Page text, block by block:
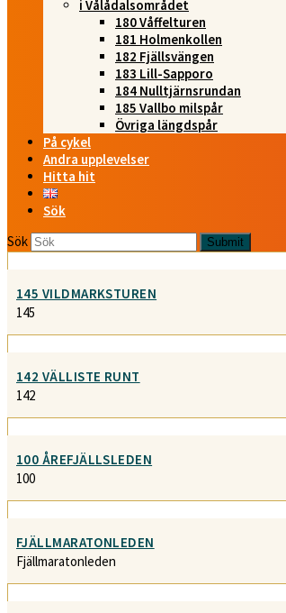
i Vålådalsområdet
180 Våffelturen
181 Holmenkollen
182 Fjällsvängen
183 Lill-Sapporo
184 Nulltjärnsrundan
185 Vallbo milspår
Övriga längdspår
På cykel
Andra upplevelser
Hitta hit
Sök
Sök
Submit
145 VILDMARKSTUREN
145
142 VÄLLISTE RUNT
142
100 ÅREFJÄLLSLEDEN
100
FJÄLLMARATONLEDEN
Fjällmaratonleden